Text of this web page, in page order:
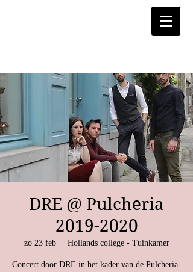
DRE @ Pulcheria
2019-2020
zo 23 feb
  |
Hollands college - Tuinkamer
Concert door DRE in het kader van de Pulcheria-